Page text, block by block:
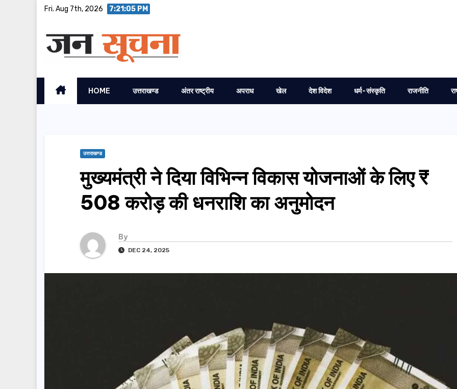
Fri. Aug 7th, 2026 7:21:06 PM
HOME उत्तराखण्ड अंतर राष्ट्रीय अपराध खेल देश विदेश धर्म-संस्कृति राजनीति
उत्तराखण्ड
मुख्यमंत्री ने दिया विभिन्न विकास योजनाओं के लिए ₹
508 करोड़ की धनराशि का अनुमोदन
By
DEC 24, 2025